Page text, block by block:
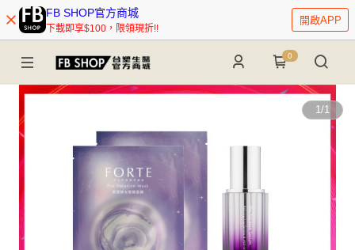
FB SHOP官方商城
下載即享$100，限領現折!!
開啟APP
0
1/1